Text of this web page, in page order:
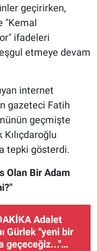
geçirirken,
"Kemal
ifadeleri
etmeye devam
internet
gazeteci Fatih
geçmişte
tepki gösterdi.
Olan Bir Adam
Adalet
Gürlek ''yeni bir
geçeceğiz...''